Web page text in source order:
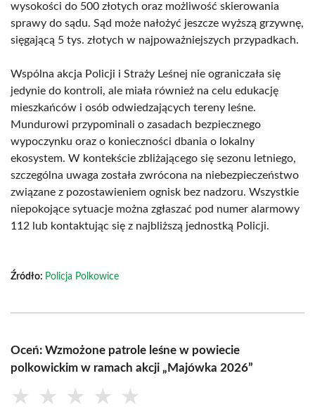
wysokości do 500 złotych oraz możliwość skierowania
sprawy do sądu. Sąd może nałożyć jeszcze wyższą grzywnę,
sięgającą 5 tys. złotych w najpoważniejszych przypadkach.
Wspólna akcja Policji i Straży Leśnej nie ograniczała się
jedynie do kontroli, ale miała również na celu edukację
mieszkańców i osób odwiedzających tereny leśne.
Mundurowi przypominali o zasadach bezpiecznego
wypoczynku oraz o konieczności dbania o lokalny
ekosystem. W kontekście zbliżającego się sezonu letniego,
szczególna uwaga została zwrócona na niebezpieczeństwo
związane z pozostawieniem ognisk bez nadzoru. Wszystkie
niepokojące sytuacje można zgłaszać pod numer alarmowy
112 lub kontaktując się z najbliższą jednostką Policji.
Źródło: Policja Polkowice
Oceń: Wzmożone patrole leśne w powiecie
polkowickim w ramach akcji „Majówka 2026”
★ ★ ★ ★ ★